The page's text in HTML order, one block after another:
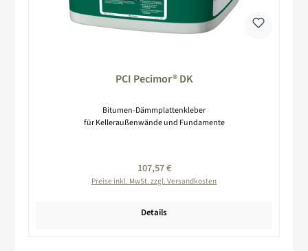
PCI Pecimor® DK
Bitumen-Dämmplattenkleber
für Kelleraußenwände und Fundamente
Regulärer Preis:
107,57 €
Preise inkl. MwSt. zzgl. Versandkosten
Details